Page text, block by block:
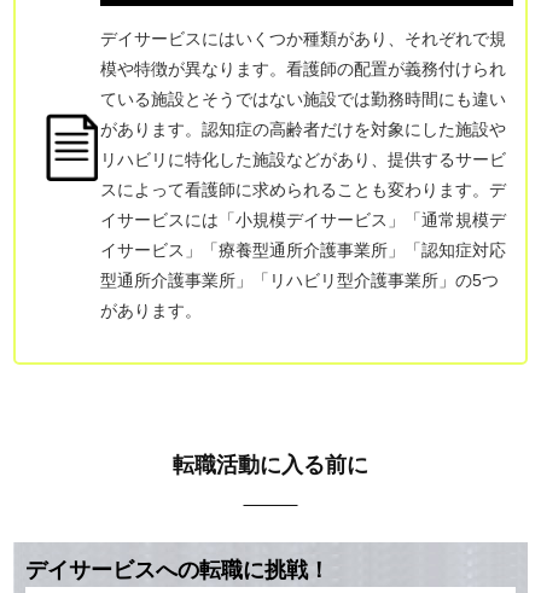
デイサービスにはいくつか種類があり、それぞれで規
模や特徴が異なります。看護師の配置が義務付けられ
ている施設とそうではない施設では勤務時間にも違い
があります。認知症の高齢者だけを対象にした施設や
リハビリに特化した施設などがあり、提供するサービ
スによって看護師に求められることも変わります。デ
イサービスには「小規模デイサービス」「通常規模デ
イサービス」「療養型通所介護事業所」「認知症対応
型通所介護事業所」「リハビリ型介護事業所」の5つ
があります。
転職活動に入る前に
デイサービスへの転職に挑戦！